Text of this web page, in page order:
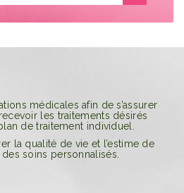
médicales afin de s’assurer
les traitements désirés
de traitement individuel.
la qualité de vie et l’estime de
soins personnalisés.